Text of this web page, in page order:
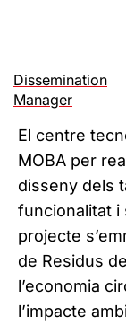
Dissemination
Manager
El centre
MOBA per
disseny dels
funcionalitat i
projecte
de Residus
l’economia
l’impacte